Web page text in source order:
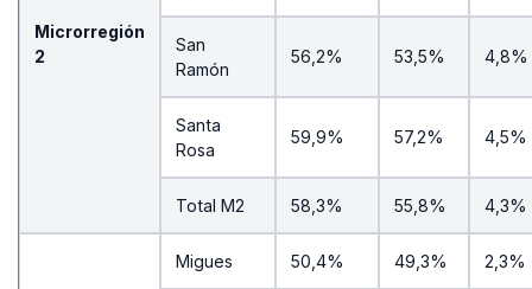
Microrregión
2
San
Ramón
56,2% 53,5% 4,8%
Santa
Rosa
59,9% 57,2% 4,5%
Total M2 58,3% 55,8% 4,3%
Migues 50,4% 49,3% 2,3%